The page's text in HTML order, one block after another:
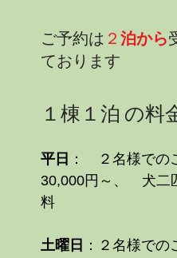
ご予約は ２ 泊から
ております
１棟１泊 の料
平日 ： ２名様での
30,000円～、 犬二
料
土曜日 ：２名様で